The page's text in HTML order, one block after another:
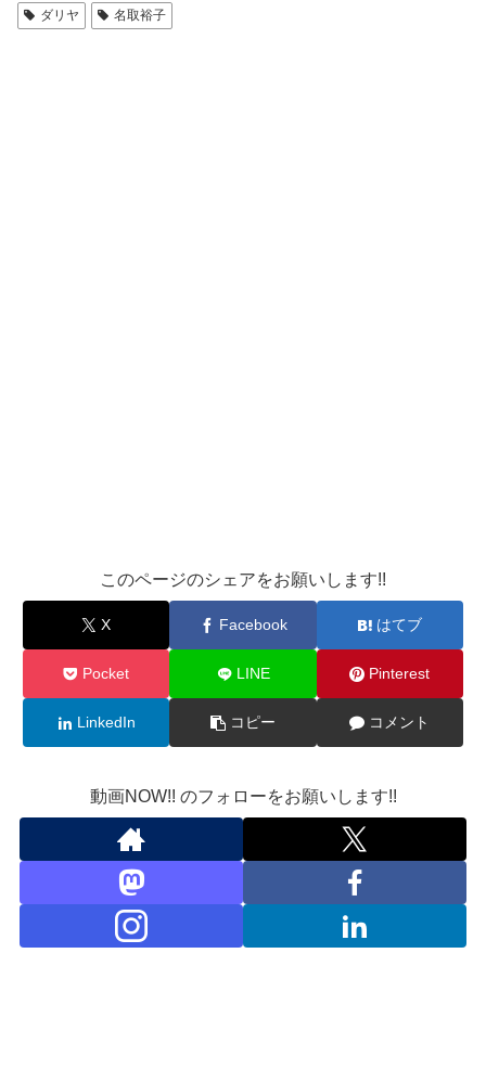
ダリヤ 名取裕子
このページのシェアをお願いします!!
X Facebook はてブ
Pocket LINE Pinterest
LinkedIn コピー コメント
動画NOW!! のフォローをお願いします!!